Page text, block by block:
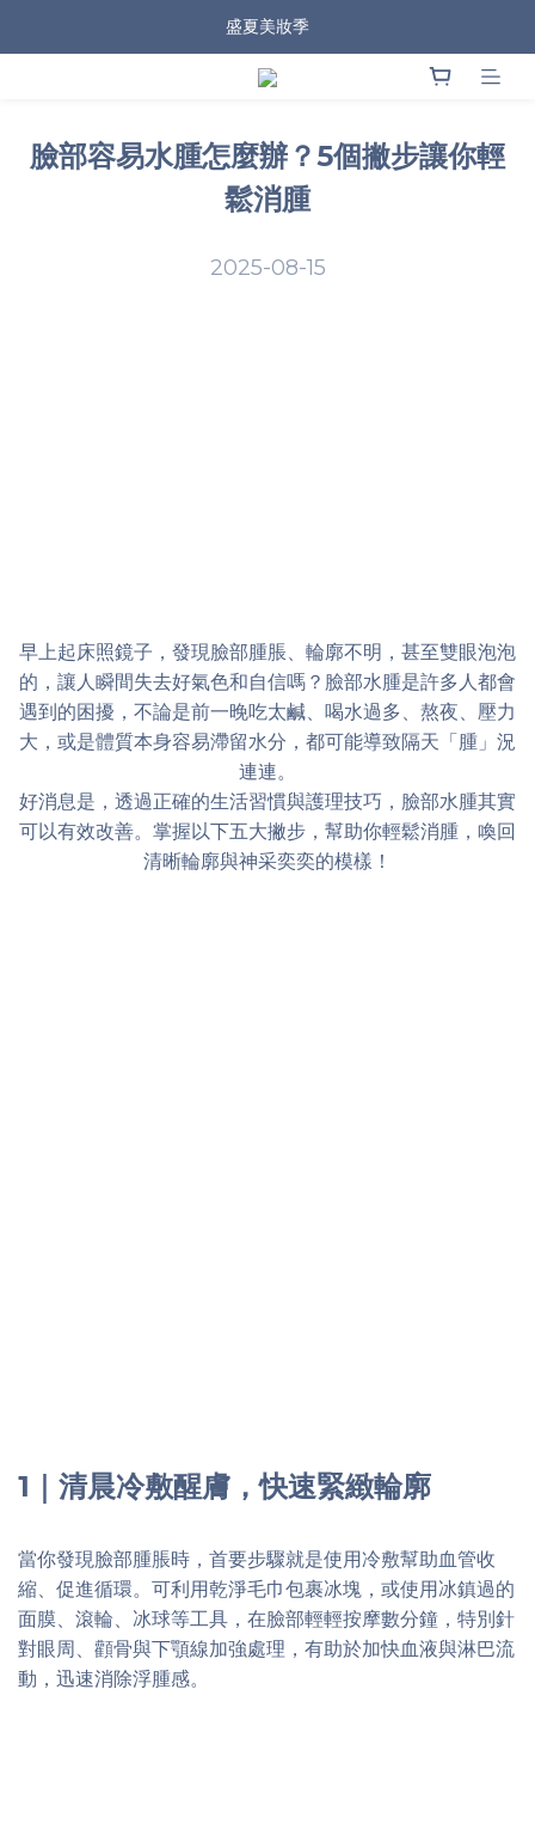
盛夏美妝季
臉部容易水腫怎麼辦？5個撇步讓你輕
鬆消腫
2025-08-15
早上起床照鏡子，發現臉部腫脹、輪廓不明，甚至雙眼泡泡
的，讓人瞬間失去好氣色和自信嗎？臉部水腫是許多人都會
遇到的困擾，不論是前一晚吃太鹹、喝水過多、熬夜、壓力
大，或是體質本身容易滯留水分，都可能導致隔天「腫」況
連連。
好消息是，透過正確的生活習慣與護理技巧，臉部水腫其實
可以有效改善。掌握以下五大撇步，幫助你輕鬆消腫，喚回
清晰輪廓與神采奕奕的模樣！
1｜清晨冷敷醒膚，快速緊緻輪廓
當你發現臉部腫脹時，首要步驟就是使用冷敷幫助血管收
縮、促進循環。可利用乾淨毛巾包裹冰塊，或使用冰鎮過的
面膜、滾輪、冰球等工具，在臉部輕輕按摩數分鐘，特別針
對眼周、顴骨與下顎線加強處理，有助於加快血液與淋巴流
動，迅速消除浮腫感。